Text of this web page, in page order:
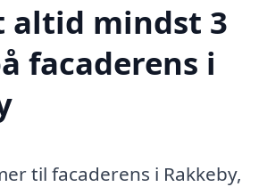
altid mindst 3
facaderens i
til facaderens i Rakkeby,